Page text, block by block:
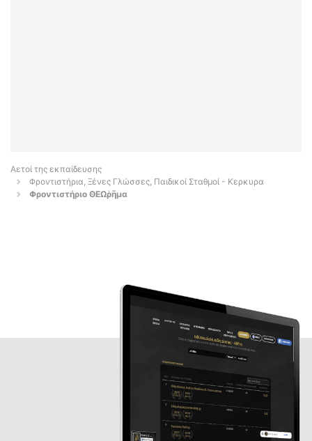
Αετοί της εκπαίδευσης
Φροντιστήρια, Ξένες Γλώσσες, Παιδικοί Σταθμοί - Κερκυρα
Φροντιστήριο ΘΕΩῥῆμα